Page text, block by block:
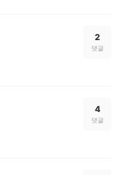
2
댓글
4
댓글